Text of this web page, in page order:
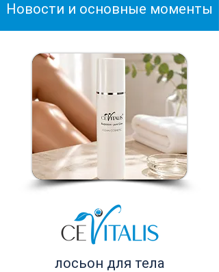
Новости и основные моменты
лосьон для тела